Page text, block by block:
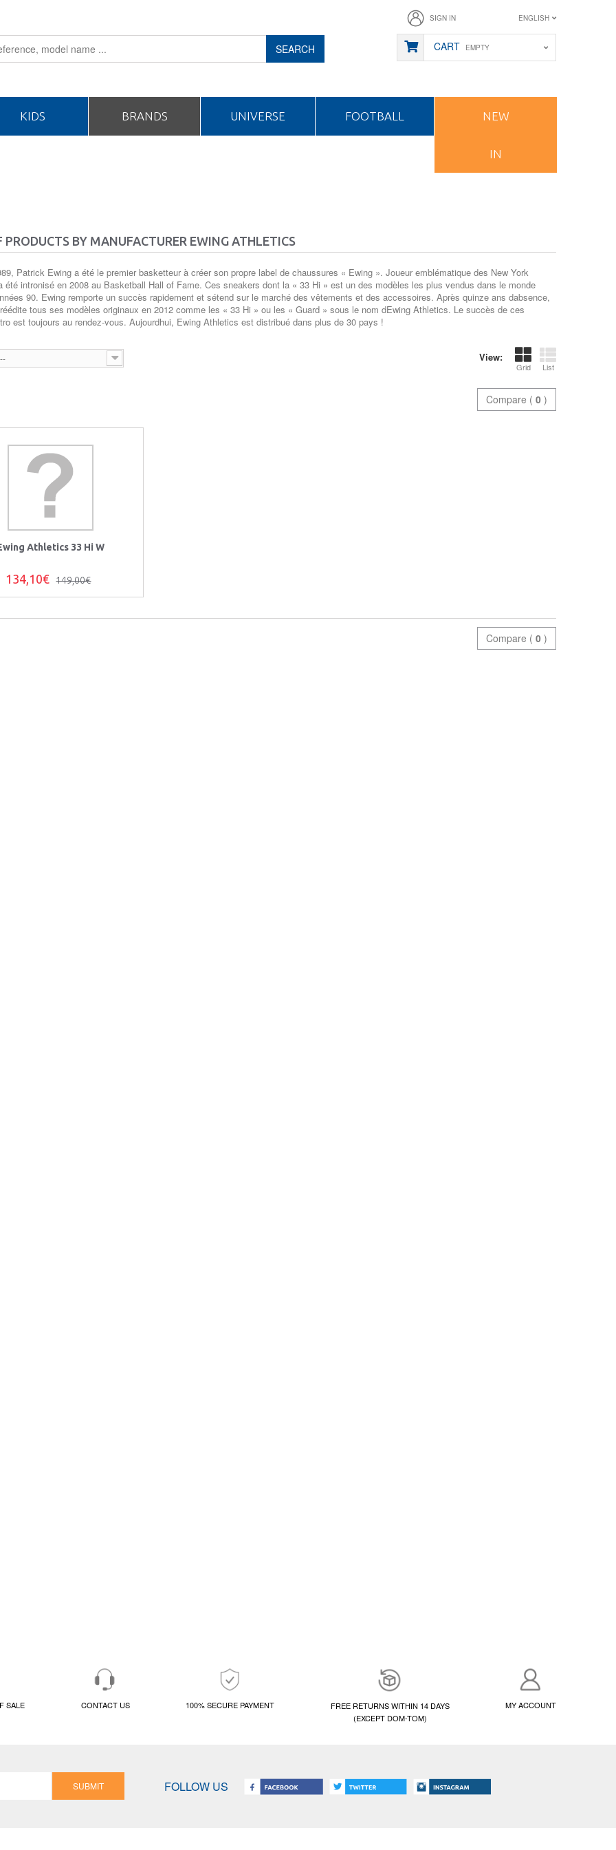
ENGLISH
SIGN IN
CART EMPTY
SEARCH
KIDS BRANDS UNIVERSE FOOTBALL NEW
IN
PRODUCTS BY MANUFACTURER EWING ATHLETICS
Patrick Ewing a été le premier basketteur à créer son propre label de chaussures « Ewing ». Joueur emblématique des New York
été intronisé en 2008 au Basketball Hall of Fame. Ces sneakers dont la « 33 Hi » est un des modèles les plus vendus dans le monde
90. Ewing remporte un succès rapidement et sétend sur le marché des vêtements et des accessoires. Après quinze ans dabsence,
tous ses modèles originaux en 2012 comme les « 33 Hi » ou les « Guard » sous le nom dEwing Athletics. Le succès de ces
est toujours au rendez-vous. Aujourdhui, Ewing Athletics est distribué dans plus de 30 pays !
View:
Grid List
--
Compare ( 0 )
Athletics 33 Hi W
134,10€ 149,00€
Compare ( 0 )
SALE CONTACT US 100% SECURE PAYMENT
FREE RETURNS WITHIN 14 DAYS
(EXCEPT DOM-TOM)
MY ACCOUNT
SUBMIT FOLLOW US